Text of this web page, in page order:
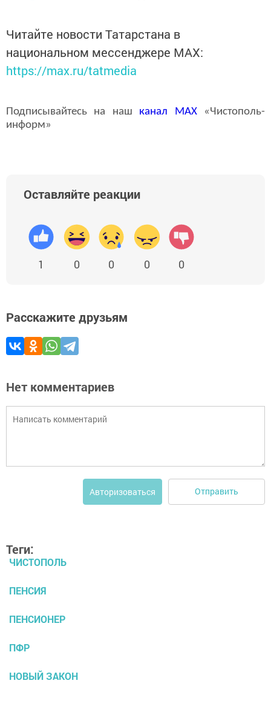
Читайте новости Татарстана в
национальном мессенджере MАХ:
https://max.ru/tatmedia
Подписывайтесь на наш канал MAX«Чистополь-
информ»
Оставляйте реакции
1 0 0 0 0
Расскажите друзьям
Нет комментариев
Авторизоваться Отправить
Теги:
ЧИСТОПОЛЬ
ПЕНСИЯ
ПЕНСИОНЕР
ПФР
НОВЫЙ ЗАКОН